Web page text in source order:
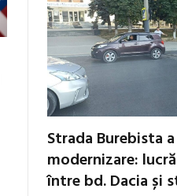
Strada Burebista
modernizare:
între bd. Dacia și